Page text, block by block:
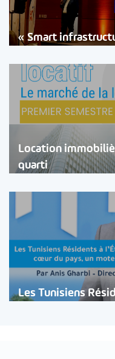
« Smart
Location
quarti
Les Tunisiens